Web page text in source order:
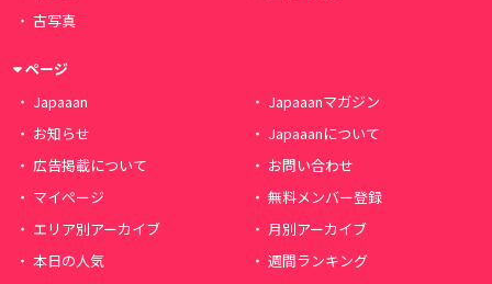
古写真
ページ
Japaaan
Japaaanマガジン
お知らせ
Japaaanについて
広告掲載について
お問い合わせ
マイページ
無料メンバー登録
エリア別アーカイブ
月別アーカイブ
本日の人気
週間ランキング